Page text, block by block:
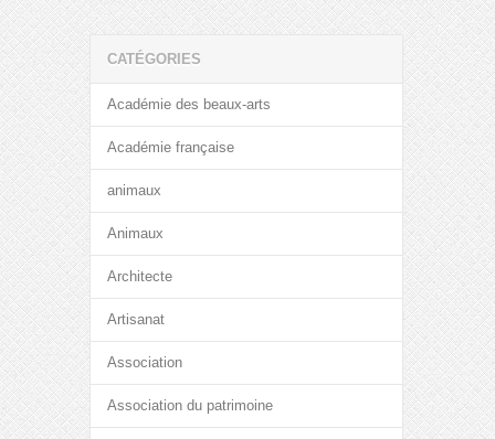
CATÉGORIES
Académie des beaux-arts
Académie française
animaux
Animaux
Architecte
Artisanat
Association
Association du patrimoine